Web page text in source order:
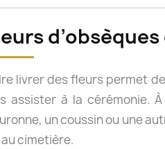
livrer des fleurs permet
assister à la cérémonie.
un coussin ou une
cimetière.